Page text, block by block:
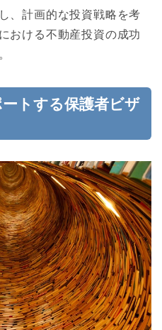
、計画的な投資戦略を考
おける不動産投資の成功
トする保護者ビザ